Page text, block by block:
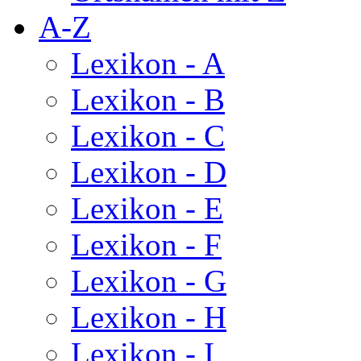
A-Z
Lexikon - A
Lexikon - B
Lexikon - C
Lexikon - D
Lexikon - E
Lexikon - F
Lexikon - G
Lexikon - H
Lexikon - I